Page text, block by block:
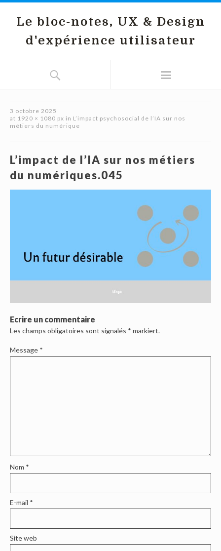
Le bloc-notes, UX & Design
d'expérience utilisateur
3 octobre 2025
at 1920 × 1080 px in L’impact psychosocial de l’IA sur nos
métiers du numérique
L’impact de l’IA sur nos métiers
du numériques.045
Ecrire un commentaire
Les champs obligatoires sont signalés * markiert.
Message *
Nom *
E-mail *
Site web